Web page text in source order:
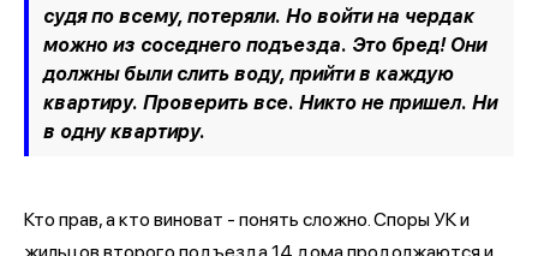
судя по всему, потеряли. Но войти на чердак
можно из соседнего подъезда. Это бред! Они
должны были слить воду, прийти в каждую
квартиру. Проверить все. Никто не пришел. Ни
в одну квартиру.
Кто прав, а кто виноват - понять сложно. Споры УК и
жильцов второго подъезда 14 дома продолжаются и